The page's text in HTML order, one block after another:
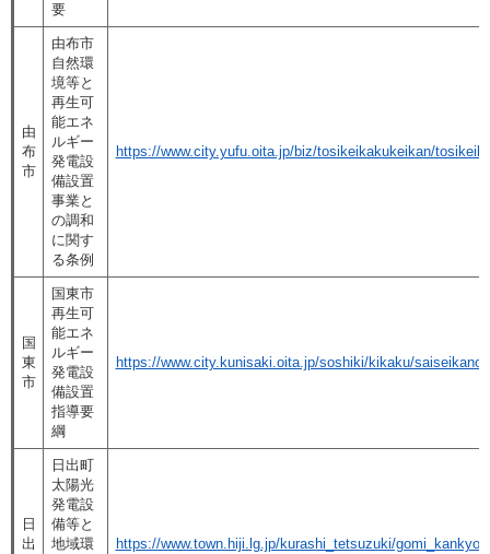
要
由
布
市
由布市
自然環
境等と
再生可
能エネ
ルギー
発電設
備設置
事業と
の調和
に関す
る条例
https://www.city.yufu.oita.jp/biz/tosikeikakukeikan/
国
東
市
国東市
再生可
能エネ
ルギー
発電設
備設置
指導要
綱
https://www.city.kunisaki.oita.jp/soshiki/kikaku/
日
出
日出町
太陽光
発電設
備等と
地域環
https://www.town.hiji.lg.jp/kurashi_tetsuzuki/